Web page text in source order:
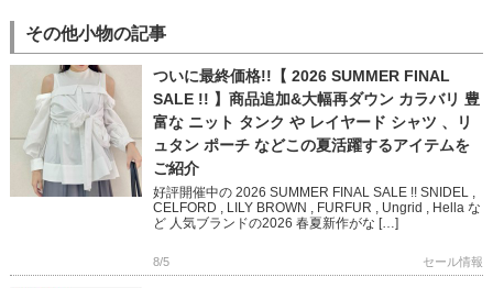
その他小物の記事
ついに最終価格!!【 2026 SUMMER FINAL
SALE !! 】商品追加&大幅再ダウン カラバリ 豊
富な ニット タンク や レイヤード シャツ 、リ
ュタン ポーチ などこの夏活躍するアイテムを
ご紹介
好評開催中の 2026 SUMMER FINAL SALE !! SNIDEL ,
CELFORD , LILY BROWN , FURFUR , Ungrid , Hella な
ど 人気ブランドの2026 春夏新作がな […]
8/5 セール情報